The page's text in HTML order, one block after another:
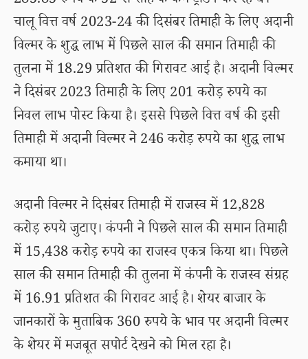
चालू वित्त वर्ष 2023-24 की दिसंबर तिमाही के लिए अदानी
विल्मर के शुद्ध लाभ में पिछले साल की समान तिमाही की
तुलना में 18.29 प्रतिशत की गिरावट आई है। अदानी विल्मर
ने दिसंबर 2023 तिमाही के लिए 201 करोड़ रुपये का
निवल लाभ पोस्ट किया है। इससे पिछले वित्त वर्ष की इसी
तिमाही में अदानी विल्मर ने 246 करोड़ रुपये का शुद्ध लाभ
कमाया था।
अदानी विल्मर ने दिसंबर तिमाही में राजस्व में 12,828
करोड़ रुपये जुटाए। कंपनी ने पिछले साल की समान तिमाही
में 15,438 करोड़ रुपये का राजस्व एकत्र किया था। पिछले
साल की समान तिमाही की तुलना में कंपनी के राजस्व संग्रह
में 16.91 प्रतिशत की गिरावट आई है। शेयर बाजार के
जानकारों के मुताबिक 360 रुपये के भाव पर अदानी विल्मर
के शेयर में मजबूत सपोर्ट देखने को मिल रहा है।